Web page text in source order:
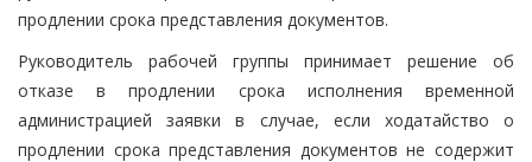
продлении срока представления документов.
Руководитель рабочей группы принимает решение об
отказе в продлении срока исполнения временной
администрацией заявки в случае, если ходатайство о
продлении срока представления документов не содержит